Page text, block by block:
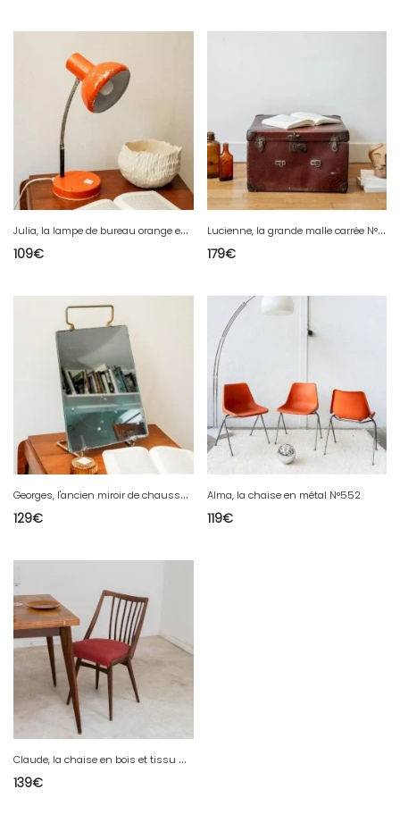
J
ulia, la lampe de bureau orange en métal N°572
109€
L
ucienne, la grande malle carrée N°219
179€
G
eorges, l'ancien miroir de chausseur en métal N°877
129€
Alma, la chaise en métal N°552
119€
C
laude, la chaise en bois et tissu N°698
139€